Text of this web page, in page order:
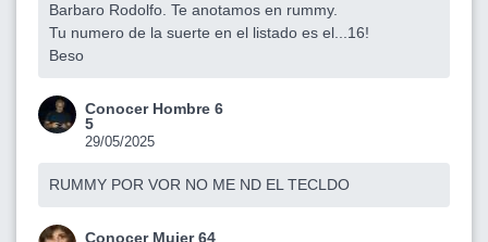
Barbaro Rodolfo. Te anotamos en rummy.
Tu numero de la suerte en el listado es el...16!
Beso
Conocer Hombre 6
5
29/05/2025
RUMMY POR VOR NO ME ND EL TECLDO
Conocer Mujer 64